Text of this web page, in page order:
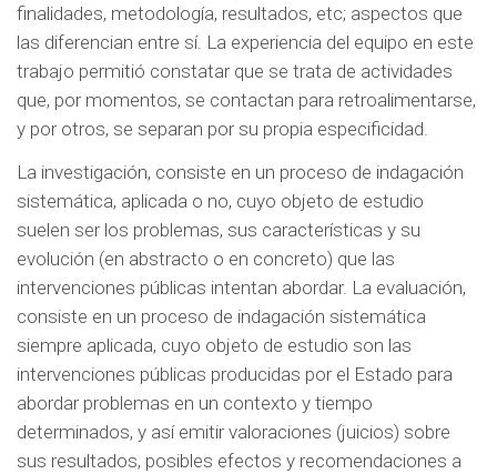
finalidades, metodología, resultados, etc; aspectos que
las diferencian entre sí. La experiencia del equipo en este
trabajo permitió constatar que se trata de actividades
que, por momentos, se contactan para retroalimentarse,
y por otros, se separan por su propia especificidad.
La investigación, consiste en un proceso de indagación
sistemática, aplicada o no, cuyo objeto de estudio
suelen ser los problemas, sus características y su
evolución (en abstracto o en concreto) que las
intervenciones públicas intentan abordar. La evaluación,
consiste en un proceso de indagación sistemática
siempre aplicada, cuyo objeto de estudio son las
intervenciones públicas producidas por el Estado para
abordar problemas en un contexto y tiempo
determinados, y así emitir valoraciones (juicios) sobre
sus resultados, posibles efectos y recomendaciones a